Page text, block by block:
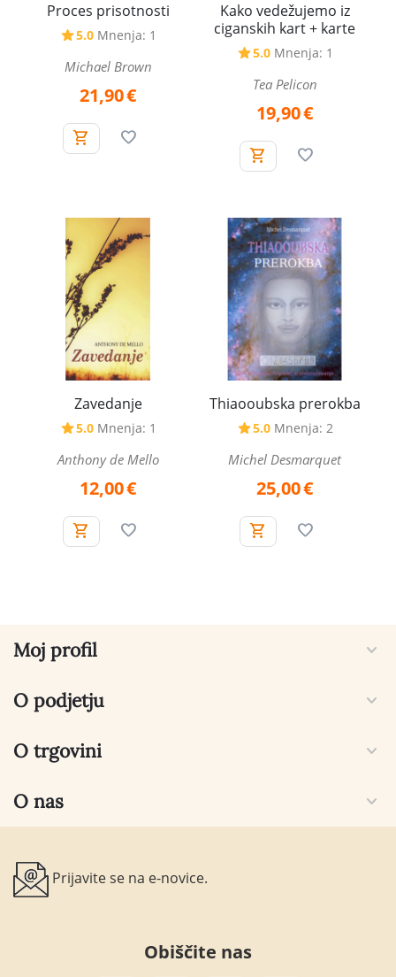
Proces prisotnosti
5.0 Mnenja: 1
Michael Brown
21,90€
Kako vedežujemo iz
ciganskih kart + karte
5.0 Mnenja: 1
Tea Pelicon
19,90€
Zavedanje
5.0 Mnenja: 1
Anthony de Mello
12,00€
Thiaooubska prerokba
5.0 Mnenja: 2
Michel Desmarquet
25,00€
Moj profil
O podjetju
O trgovini
O nas
Prijavite se na e-novice.
Obiščite nas